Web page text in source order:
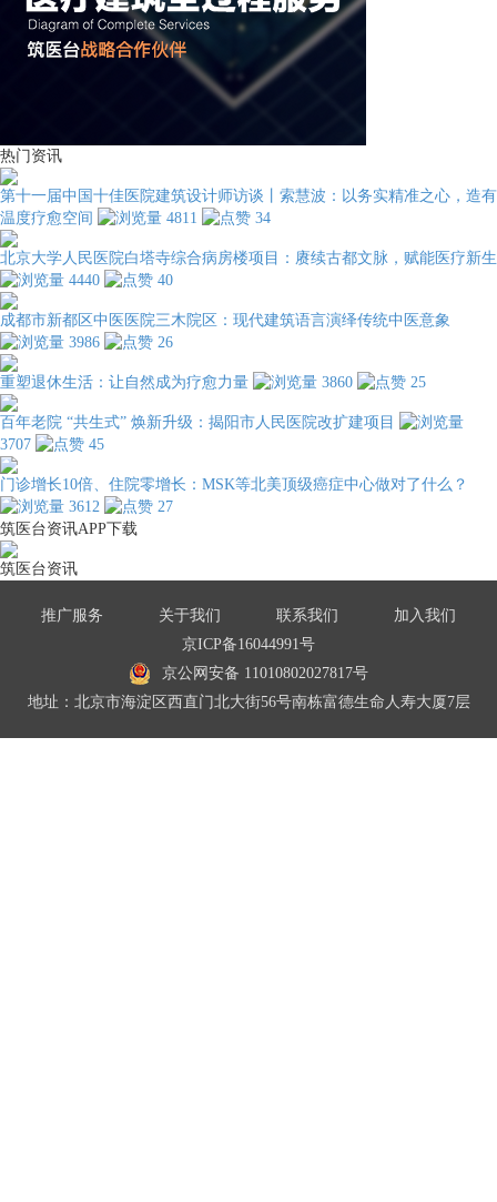
热门资讯
第十一届中国十佳医院建筑设计师访谈丨索慧波：以务实精准之心，造有
温度疗愈空间
4811 34
北京大学人民医院白塔寺综合病房楼项目：赓续古都文脉，赋能医疗新生
4440
40
成都市新都区中医医院三木院区：现代建筑语言演绎传统中医意象
3986
26
重塑退休生活：让自然成为疗愈力量 3860 25
百年老院 “共生式” 焕新升级：揭阳市人民医院改扩建项目
3707
45
门诊增长10倍、住院零增长：MSK等北美顶级癌症中心做对了什么？
3612
27
筑医台资讯APP下载
筑医台资讯
推广服务 关于我们 联系我们
加入我们
京ICP备16044991号
京公网安备 11010802027817号
地址：北京市海淀区西直门北大街56号南栋富德生命人寿大厦7层